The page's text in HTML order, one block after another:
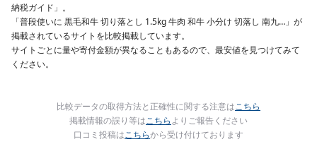
納税ガイド」。
「普段使いに 黒毛和牛 切り落とし 1.5kg 牛肉 和牛 小分け 切落し 南九…」が
掲載されているサイトを比較掲載しています。
サイトごとに量や寄付金額が異なることもあるので、最安値を見つけてみて
ください。
比較データの取得方法と正確性に関する注意はこちら
掲載情報の誤り等はこちらよりご報告ください
口コミ投稿はこちらから受け付けております